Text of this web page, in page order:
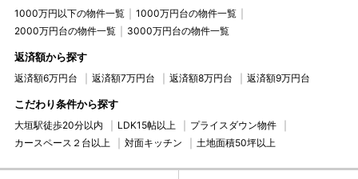
1000万円以下の物件一覧
1000万円台の物件一覧
2000万円台の物件一覧
3000万円台の物件一覧
返済額から探す
返済額6万円台 返済額7万円台 返済額8万円台 返済額9万円台
こだわり条件から探す
大垣駅徒歩20分以内 LDK15帖以上
プライスダウン物件
カースペース２台以上
対面キッチン 土地面積50坪以上